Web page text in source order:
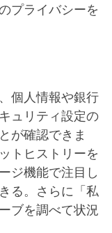
プライバシーを
個人情報や銀行
ュリティ設定の
が確認できま
トヒストリーを
ジ機能で注目し
る。さらに「私
ブを調べて状況